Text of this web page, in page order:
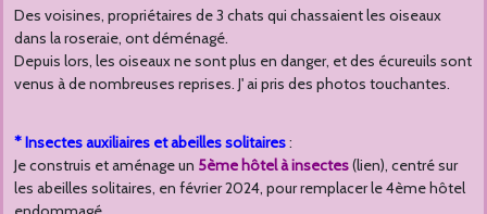
Des voisines, propriétaires de 3 chats qui chassaient les oiseaux
dans la roseraie, ont déménagé.
Depuis lors, les oiseaux ne sont plus en danger, et des écureuils sont
venus à de nombreuses reprises. J' ai pris des photos touchantes.
* Insectes auxiliaires et abeilles solitaires:
Je construis et aménage un 5ème hôtel à insectes(lien), centré sur
les abeilles solitaires, en février 2024, pour remplacer le 4ème hôtel